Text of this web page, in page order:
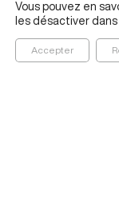
Vous pouvez en
les désactiver dans
Accepter